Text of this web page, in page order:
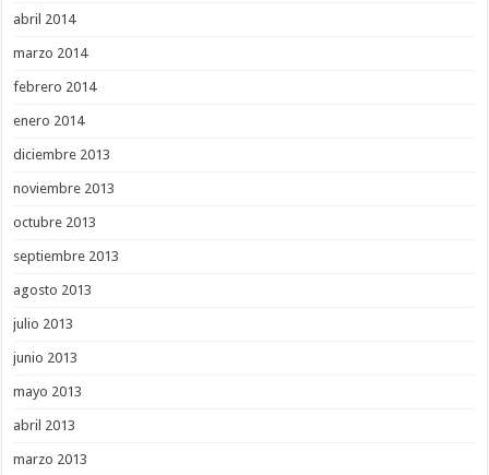
abril 2014
marzo 2014
febrero 2014
enero 2014
diciembre 2013
noviembre 2013
octubre 2013
septiembre 2013
agosto 2013
julio 2013
junio 2013
mayo 2013
abril 2013
marzo 2013